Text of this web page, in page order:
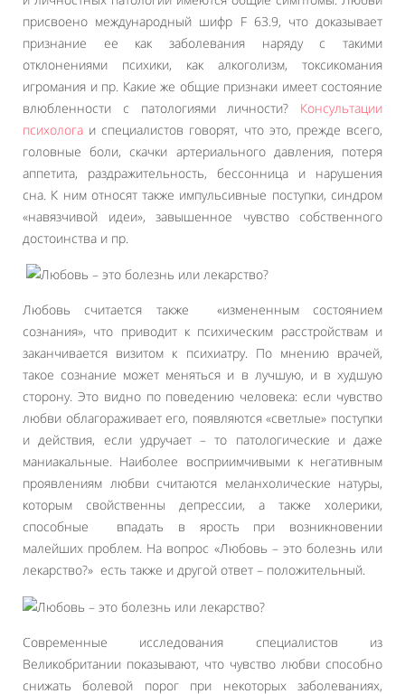
присвоено международный шифр F 63.9, что доказывает
признание ее как заболевания наряду с такими
отклонениями психики, как алкоголизм, токсикомания
игромания и пр. Какие же общие признаки имеет состояние
влюбленности с патологиями личности? Консультации
психолога и специалистов говорят, что это, прежде всего,
головные боли, скачки артериального давления, потеря
аппетита, раздражительность, бессонница и нарушения
сна. К ним относят также импульсивные поступки, синдром
«навязчивой идеи», завышенное чувство собственного
достоинства и пр.
Любовь считается также «измененным состоянием
сознания», что приводит к психическим расстройствам и
заканчивается визитом к психиатру. По мнению врачей,
такое сознание может меняться и в лучшую, и в худшую
сторону. Это видно по поведению человека: если чувство
любви облагораживает его, появляются «светлые» поступки
и действия, если удручает – то патологические и даже
маниакальные. Наиболее восприимчивыми к негативным
проявлениям любви считаются меланхолические натуры,
которым свойственны депрессии, а также холерики,
способные впадать в ярость при возникновении
малейших проблем. На вопрос «Любовь – это болезнь или
лекарство?» есть также и другой ответ – положительный.
Современные исследования специалистов из
Великобритании показывают, что чувство любви способно
снижать болевой порог при некоторых заболеваниях,